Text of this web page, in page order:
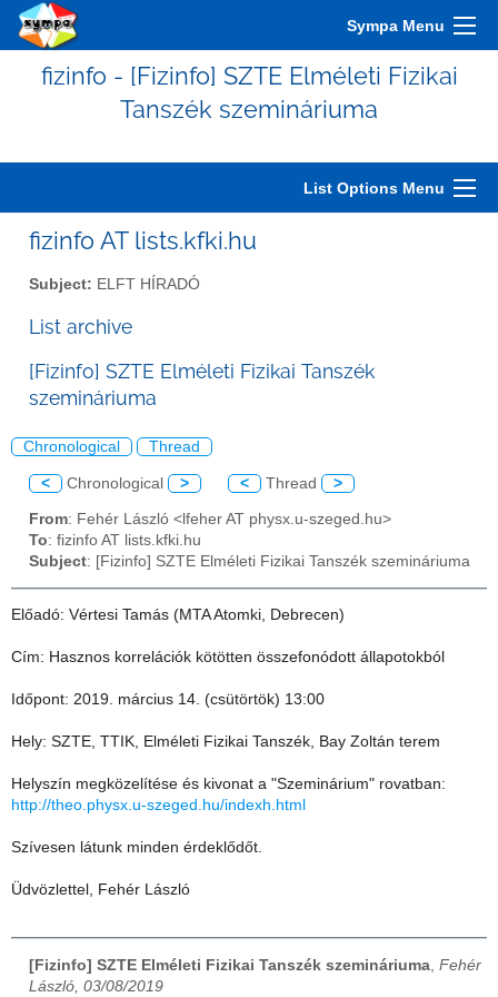
Sympa Menu
fizinfo - [Fizinfo] SZTE Elméleti Fizikai
Tanszék szemináriuma
List Options Menu
fizinfo AT lists.kfki.hu
Subject: ELFT HÍRADÓ
List archive
[Fizinfo] SZTE Elméleti Fizikai Tanszék
szemináriuma
Chronological Thread
< Chronological > < Thread >
From: Fehér László <lfeher AT physx.u-szeged.hu>
To: fizinfo AT lists.kfki.hu
Subject: [Fizinfo] SZTE Elméleti Fizikai Tanszék szemináriuma
Előadó: Vértesi Tamás (MTA Atomki, Debrecen)
Cím: Hasznos korrelációk kötötten összefonódott állapotokból
Időpont: 2019. március 14. (csütörtök) 13:00
Hely: SZTE, TTIK, Elméleti Fizikai Tanszék, Bay Zoltán terem
Helyszín megközelítése és kivonat a "Szeminárium" rovatban:
http://theo.physx.u-szeged.hu/indexh.html
Szívesen látunk minden érdeklődőt.
Üdvözlettel, Fehér László
[Fizinfo] SZTE Elméleti Fizikai Tanszék szemináriuma Fehér
László, 03/08/2019